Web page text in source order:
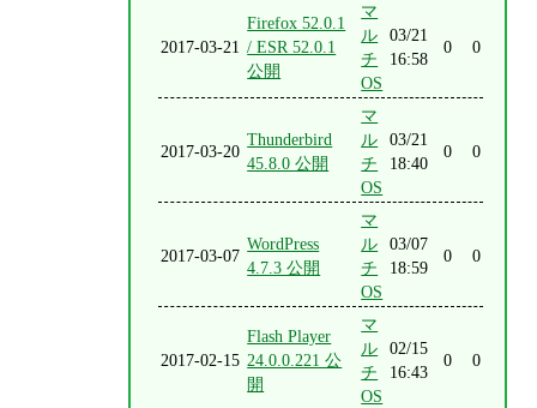
2017-03-21
Firefox 52.0.1
/ ESR 52.0.1
公開
マ
ル
チ
OS
03/21
16:58
0 0
2017-03-20
Thunderbird
45.8.0 公開
マ
ル
チ
OS
03/21
18:40
0 0
2017-03-07
WordPress
4.7.3 公開
マ
ル
チ
OS
03/07
18:59
0 0
2017-02-15
Flash Player
24.0.0.221 公
開
マ
ル
チ
OS
02/15
16:43
0 0